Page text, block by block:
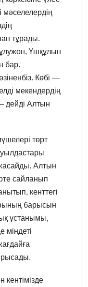
тұрады.
Үшқұлын
бар.
Көбі —
мекендердің
дейді Алтын
төрт
Алтын
сайланып
кенттегі
барысын
ұстанымы,
міндеті